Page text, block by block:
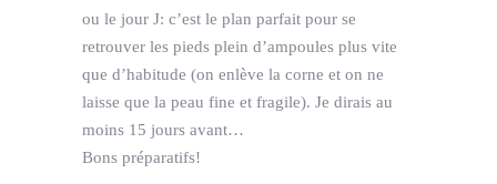
ou le jour J: c’est le plan parfait pour se
retrouver les pieds plein d’ampoules plus vite
que d’habitude (on enlève la corne et on ne
laisse que la peau fine et fragile). Je dirais au
moins 15 jours avant…
Bons préparatifs!